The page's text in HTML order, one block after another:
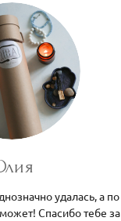
удалась, а по
Спасибо тебе за